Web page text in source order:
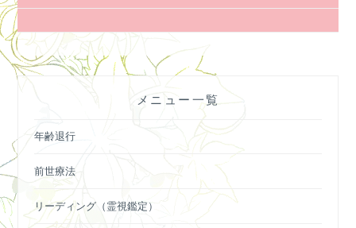
ナ
ビ
ゲ
ー
ョ
ン
メニュー一覧
年齢退行
前世療法
リーディング（霊視鑑定）